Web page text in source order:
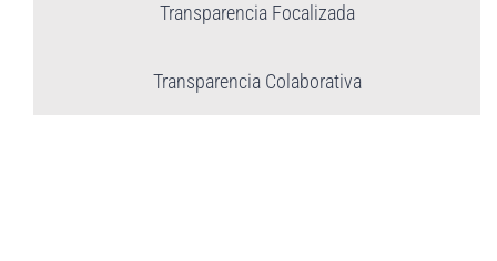
Transparencia Focalizada
Transparencia Colaborativa